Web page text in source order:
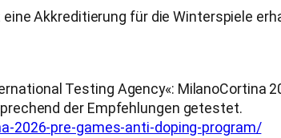
Akkreditierung für die Winterspiele
Testing Agency«: MilanoCortina
der Empfehlungen getestet.
2026-pre-games-anti-doping-program/